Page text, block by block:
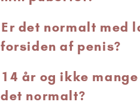
Er det normalt med
forsiden af penis?
14 år og ikke
det normalt?